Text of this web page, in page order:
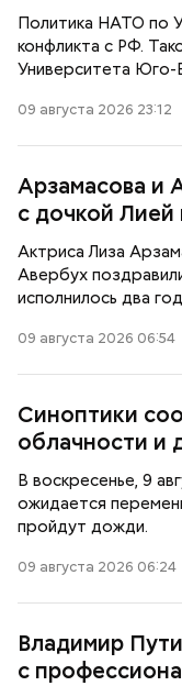
Политика НАТО по
конфликта с РФ.
Университета Юго-
09 августа 2026 23:12
Арзамасова и
с дочкой Лией
Актриса Лиза
Авербух
исполнилось два
09 августа 2026 06:54
Синоптики
облачности и
В воскресенье, 9
ожидается
пройдут дожди.
09 августа 2026 06:24
Владимир
с